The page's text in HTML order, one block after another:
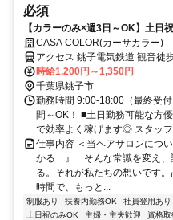
必須
【カラーのみ×週3日～OK】土日
で無理せず稼げるカラーリスト
CASA COLOR(カーサカラー)
アクセス 銚子電気鉄道 観音徒
15分、ＪＲ成田線 銚子徒歩約
時給1,200円～1,350円
千葉県銚子市
勤務時間 9:00-18:00（最終受
間～OK！ ■土日勤務可能な方
で効率よく稼げます◎ スタッ
仕事内容 ＜当ヘアサロンにつ
かる…』…そんな常識を変え、
る。それが私たちの想いです
時間で、もっと...
制服あり 扶養内勤務OK 社員登用あり
土日祝のみOK
主婦・主夫歓迎 資格取